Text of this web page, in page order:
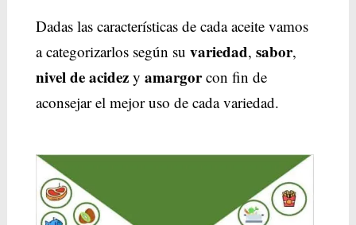
Dadas las características de cada aceite vamos
a categorizarlos según su variedad, sabor,
nivel de acidezy amargorcon fin de
aconsejar el mejor uso de cada variedad.